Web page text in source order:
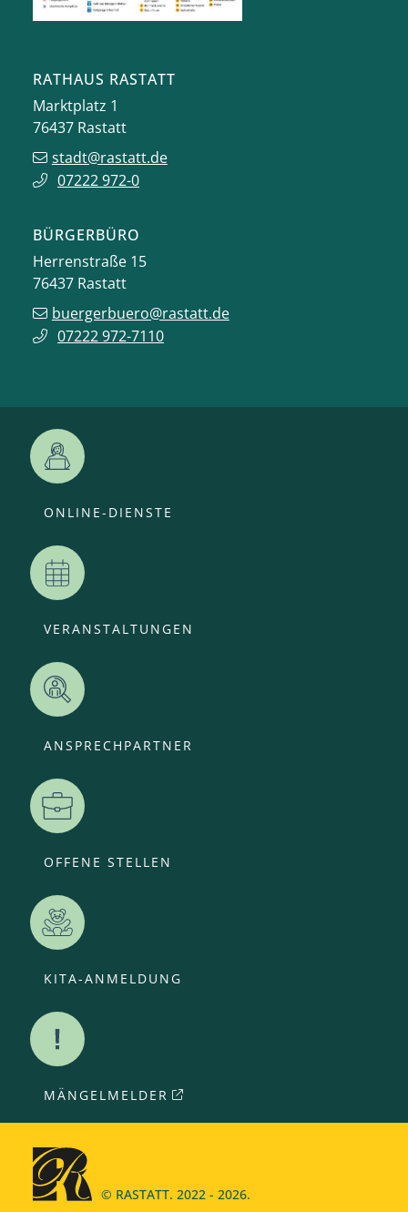
RATHAUS RASTATT
Marktplatz 1
76437 Rastatt
stadt@rastatt.de
07222 972-0
BÜRGERBÜRO
Herrenstraße 15
76437 Rastatt
buergerbuero@rastatt.de
07222 972-7110
ONLINE-DIENSTE
VERANSTALTUNGEN
ANSPRECHPARTNER
OFFENE STELLEN
KITA-ANMELDUNG
MÄNGELMELDER
© RASTATT. 2022 - 2026.